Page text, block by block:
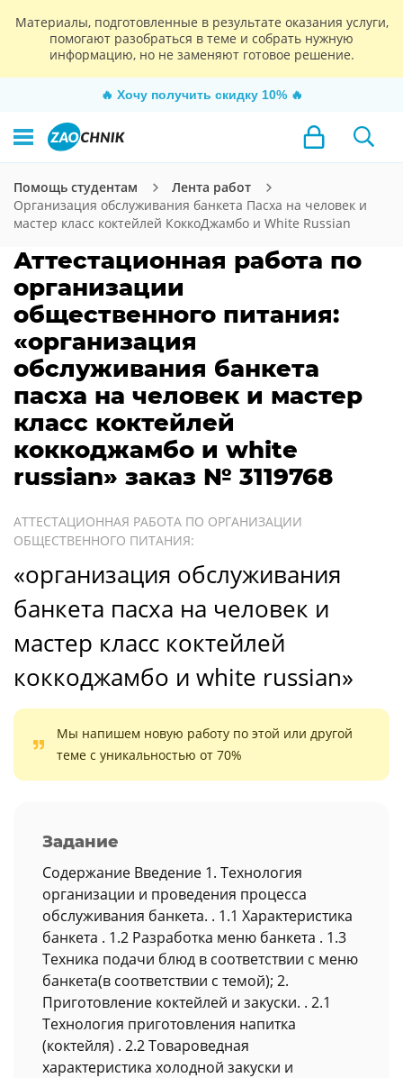
Материалы, подготовленные в результате оказания услуги,
помогают разобраться в теме и собрать нужную
информацию, но не заменяют готовое решение.
🔥 Хочу получить скидку 10% 🔥
Помощь студентам
Лента работ
Организация обслуживания банкета Пасха на человек и
мастер класс коктейлей КоккоДжамбо и White Russian
Аттестационная работа по
организации
общественного питания:
«организация
обслуживания банкета
пасха на человек и мастер
класс коктейлей
коккоджамбо и white
russian» заказ № 3119768
АТТЕСТАЦИОННАЯ РАБОТА ПО ОРГАНИЗАЦИИ
ОБЩЕСТВЕННОГО ПИТАНИЯ:
«организация обслуживания
банкета пасха на человек и
мастер класс коктейлей
коккоджамбо и white russian»
Мы напишем новую работу по этой или другой
теме с уникальностью от 70%
Задание
Содержание Введение 1. Технология
организации и проведения процесса
обслуживания банкета. . 1.1 Характеристика
банкета . 1.2 Разработка меню банкета . 1.3
Техника подачи блюд в соответствии с меню
банкета(в соответствии с темой); 2.
Приготовление коктейлей и закуски. . 2.1
Технология приготовления напитка
(коктейля) . 2.2 Товароведная
характеристика холодной закуски и